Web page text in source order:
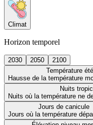
Climat
Horizon temporel
2030 2050
2100
Température été
Hausse de la température
Nuits
Nuits où la température ne
Jours de canicule
Jours où la température